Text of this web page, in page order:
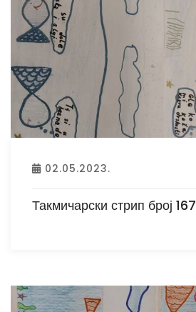
02.05.2023.
Такмичарски стрип број 167